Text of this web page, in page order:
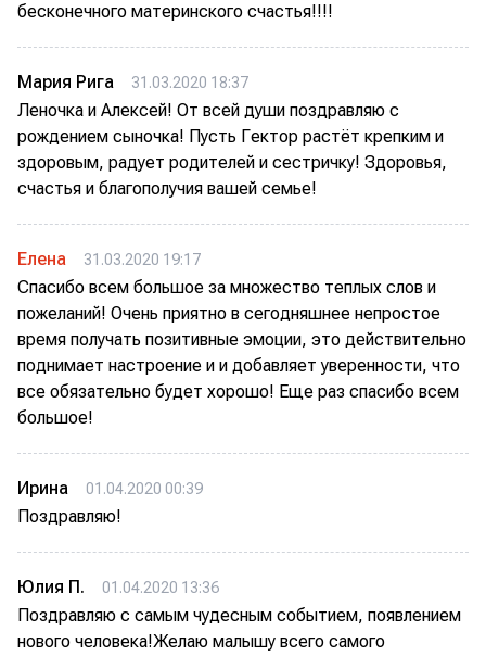
бесконечного материнского счастья!!!!
Мария Рига 31.03.2020 18:37
Леночка и Алексей! От всей души поздравляю с
рождением сыночка! Пусть Гектор растёт крепким и
здоровым, радует родителей и сестричку! Здоровья,
счастья и благополучия вашей семье!
Елена 31.03.2020 19:17
Спасибо всем большое за множество теплых слов и
пожеланий! Очень приятно в сегодняшнее непростое
время получать позитивные эмоции, это действительно
поднимает настроение и и добавляет уверенности, что
все обязательно будет хорошо! Еще раз спасибо всем
большое!
Ирина 01.04.2020 00:39
Поздравляю!
Юлия П. 01.04.2020 13:36
Поздравляю с самым чудесным событием, появлением
нового человека!Желаю малышу всего самого